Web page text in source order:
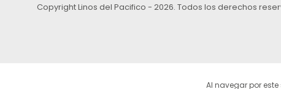
Al navegar por este
Copyright Linos del Pacifico - 2026. Todos los derechos